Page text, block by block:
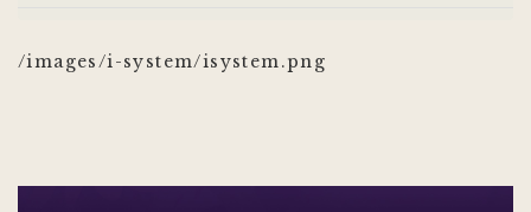
/images/i-system/isystem.png